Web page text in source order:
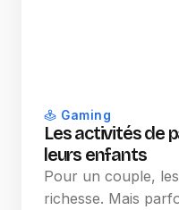
Gaming
Les activités de
leurs enfants
Pour un couple,
richesse. Mais